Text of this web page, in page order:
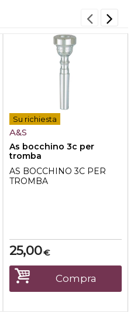
Su richiesta
A&S
As bocchino 3c per
tromba
AS BOCCHINO 3C PER
TROMBA
€
25,00
Compra